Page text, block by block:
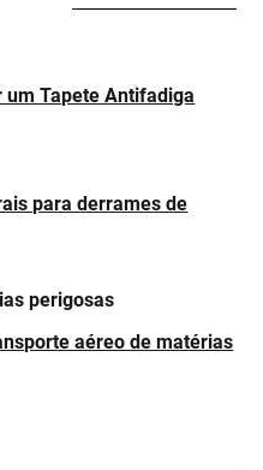
Tapete Antifadiga
para derrames de
aéreo de matérias